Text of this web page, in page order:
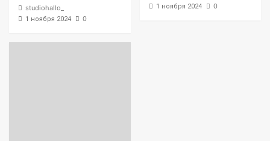
studiohallo_
1 ноября 2024 0
1 ноября 2024 0